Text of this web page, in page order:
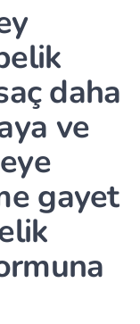
daha
ve
gayet